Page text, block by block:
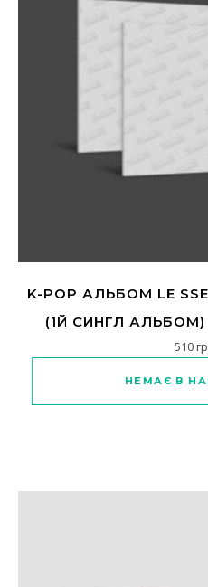
K-POP АЛЬБОМ LE
(1Й СИНГЛ АЛЬБОМ)
510
НЕМАЄ В